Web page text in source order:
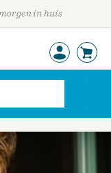
in huis